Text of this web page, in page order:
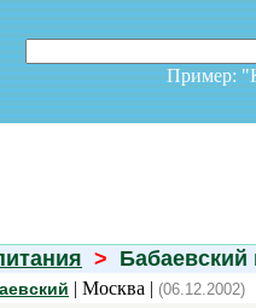
Пример:
> Бабаевский
| Москва | (06.12.2002)